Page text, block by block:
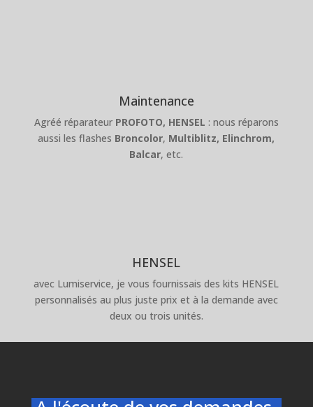
Maintenance
Agréé réparateur PROFOTO, HENSEL : nous réparons
aussi les flashes Broncolor, Multiblitz, Elinchrom,
Balcar, etc.
HENSEL
avec Lumiservice, je vous fournissais des kits HENSEL
personnalisés au plus juste prix et à la demande avec
deux ou trois unités.